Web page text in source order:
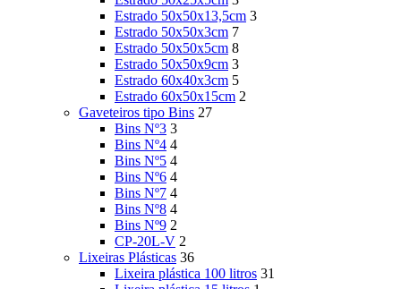
Estrado 50x50x13,5cm 3
Estrado 50x50x3cm 7
Estrado 50x50x5cm 8
Estrado 50x50x9cm 3
Estrado 60x40x3cm 5
Estrado 60x50x15cm 2
Gaveteiros tipo Bins 27
Bins Nº3 3
Bins Nº4 4
Bins Nº5 4
Bins Nº6 4
Bins Nº7 4
Bins Nº8 4
Bins Nº9 2
CP-20L-V 2
Lixeiras Plásticas 36
Lixeira plástica 100 litros 31